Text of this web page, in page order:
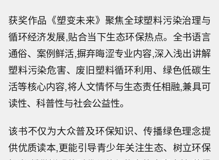
获奖作品《塑变未来》聚焦全球塑料污染治理与
循环经济发展,贴合当下生态环保热点。全书语言
通俗、案例鲜活,摒弃晦涩专业内容,深入浅出讲解
塑料污染危害、废旧塑料循环利用、绿色低碳生
活等核心内容,将人文情怀与生态责任相融,兼具可
读性、科普性与社会公益性。
该书不仅为大众普及环保知识、传播绿色理念提
供优质读本,更能引导青少年关注生态、树立环保